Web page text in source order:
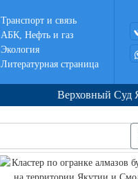
Транспорт и связь
АБК, Нефть и газ
Экология
Литературная страница
Верховный Суд